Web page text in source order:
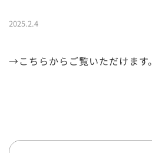
2025.2.4
→こちらからご覧いただけます。